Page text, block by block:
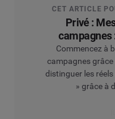
CET ARTICLE
Privé :
campagnes
Commencez à
campagnes grâce
distinguer les
» grâce à